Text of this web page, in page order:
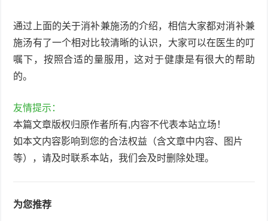
通过上面的关于消补兼施汤的介绍，相信大家都对消补兼
施汤有了一个相对比较清晰的认识，大家可以在医生的叮
嘱下，按照合适的量服用，这对于健康是有很大的帮助
的。
友情提示：
本篇文章版权归原作者所有,内容不代表本站立场！
如本文内容影响到您的合法权益（含文章中内容、图片
等），请及时联系本站，我们会及时删除处理。
为您推荐